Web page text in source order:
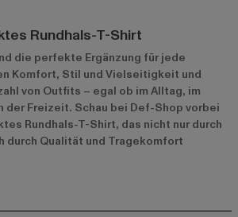
Rundhals-T-Shirt
die perfekte Ergänzung für jede
Komfort, Stil und Vielseitigkeit und
von Outfits – egal ob im Alltag, im
der Freizeit. Schau bei Def-Shop vorbei
Rundhals-T-Shirt, das nicht nur durch
durch Qualität und Tragekomfort